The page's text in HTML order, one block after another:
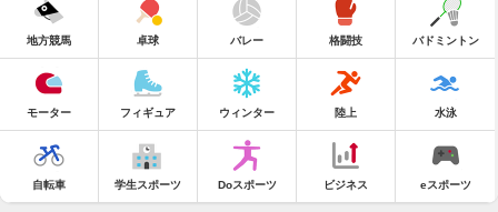
地方競馬 卓球 バレー 格闘技 バドミントン
モーター フィギュア ウィンター 陸上 水泳
自転車 学生スポーツ Doスポーツ ビジネス eスポーツ